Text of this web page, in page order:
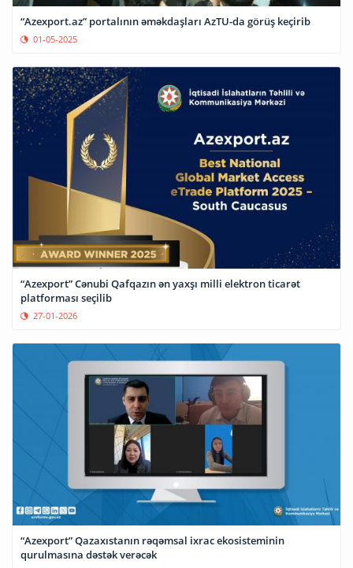
“Azexport.az” portalının əməkdaşları AzTU-da görüş keçirib
01-05-2025
“Azexport” Cənubi Qafqazın ən yaxşı milli elektron ticarət
platforması seçilib
27-01-2026
“Azexport” Qazaxıstanın rəqəmsal ixrac ekosisteminin
qurulmasına dəstək verəcək